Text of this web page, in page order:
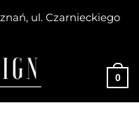
ul. Czarnieckiego
0